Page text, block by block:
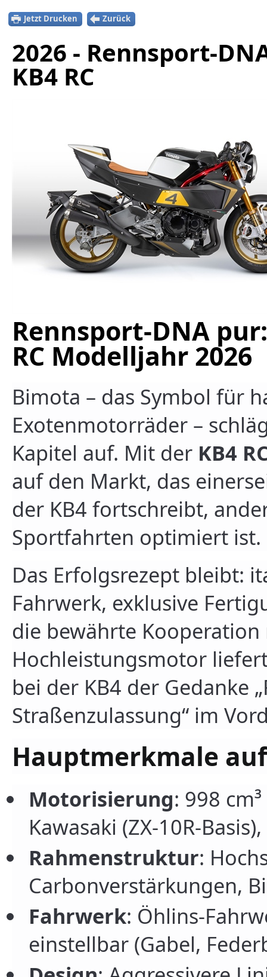
Jetzt Drucken Zurück
2026 - Rennsport-
KB4 RC
Rennsport-DNA
RC Modelljahr 2026
Bimota – das Symbol für
Exotenmotorräder –
Kapitel auf. Mit der KB4
auf den Markt, das
der KB4 fortschreibt,
Sportfahrten optimiert ist.
Das Erfolgsrezept bleibt:
Fahrwerk, exklusive
die bewährte
Hochleistungsmotor
bei der KB4 der Gedanke
Straßenzulassung“ im
Hauptmerkmale
Motorisierung: 998
Kawasaki (ZX‑10R-
Rahmenstruktur:
Carbonverstärkungen,
Fahrwerk: Öhlins-
einstellbar (Gabel,